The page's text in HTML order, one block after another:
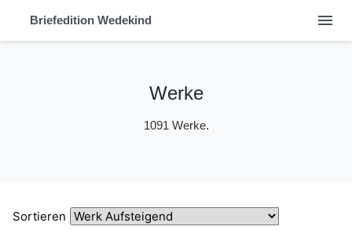
Briefedition Wedekind menu
Werke
1091 Werke.
Sortieren